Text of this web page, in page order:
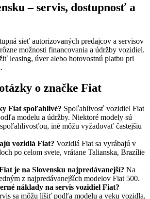
– servis, dostupnosť a
sieť autorizovaných predajcov a servisov
možnosti financovania a údržby vozidiel.
leasing, úver alebo hotovostnú platbu pri
o značke Fiat
Fiat spoľahlivé? Spoľahlivosť vozidiel Fiat
modelu a údržby. Niektoré modely sú
iné môžu vyžadovať častejšiu
vozidlá Fiat? Vozidlá Fiat sa vyrábajú v
po celom svete, vrátane Talianska, Brazílie
je na Slovensku najpredávanejší? Na
z najpredávanejších modelov Fiat 500.
náklady na servis vozidiel Fiat?
sa môžu líšiť podľa modelu a veku vozidla,